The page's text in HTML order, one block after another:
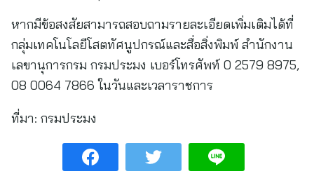
หากมีข้อสงสัยสามารถสอบถามรายละเอียดเพิ่มเติมได้ที่
กลุ่มเทคโนโลยีโสตทัศนูปกรณ์และสื่อสิ่งพิมพ์ สำนักงาน
เลขานุการกรม กรมประมง เบอร์โทรศัพท์ 0 2579 8975,
08 0064 7866 ในวันและเวลาราชการ
ที่มา: กรมประมง